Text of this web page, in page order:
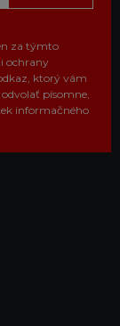
za týmto
ochrany
ktorý vám
písomne,
informačného